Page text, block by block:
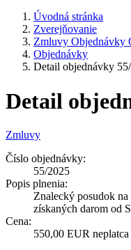
Úvodná stránka
Zverejňovanie
Zmluvy Objednávky
Objednávky
Detail objednávky
Detail
Zmluvy
Číslo objednávky:
55/2025
Popis plnenia:
Znalecký posudok
získaných darom od
Cena:
550,00 EUR neplatca